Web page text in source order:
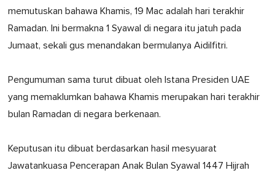
memutuskan bahawa Khamis, 19 Mac adalah hari terakhir
Ramadan. Ini bermakna 1 Syawal di negara itu jatuh pada
Jumaat, sekali gus menandakan bermulanya Aidilfitri.
Pengumuman sama turut dibuat oleh Istana Presiden UAE
yang memaklumkan bahawa Khamis merupakan hari terakhir
bulan Ramadan di negara berkenaan.
Keputusan itu dibuat berdasarkan hasil mesyuarat
Jawatankuasa Pencerapan Anak Bulan Syawal 1447 Hijrah